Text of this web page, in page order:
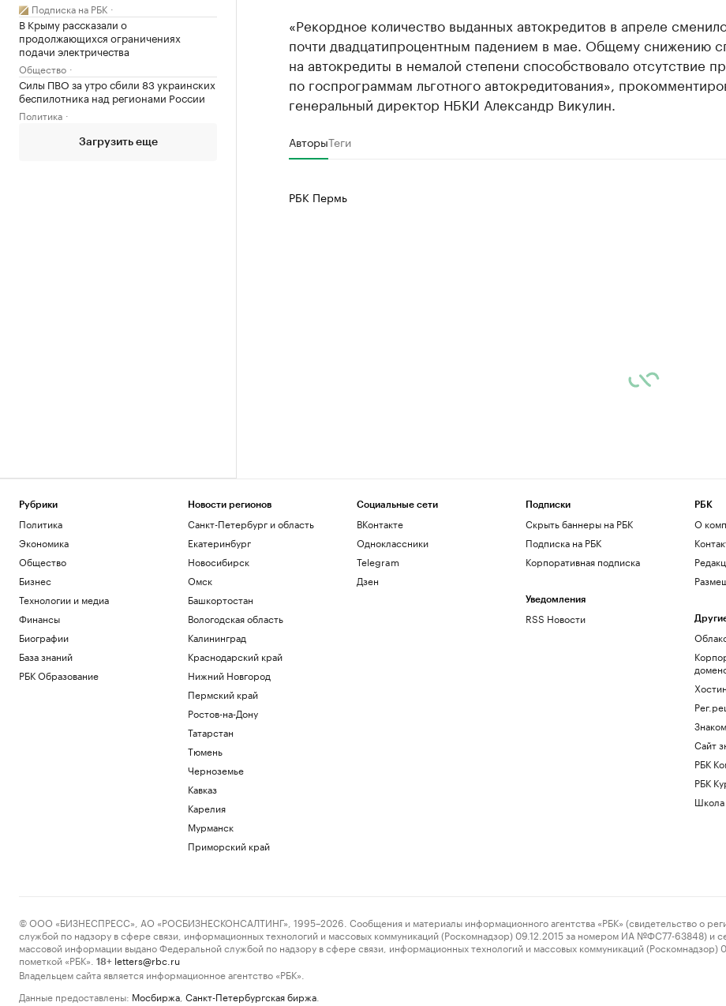
Подписка на РБК
В Крыму рассказали о
продолжающихся ограничениях
подачи электричества
Общество
Силы ПВО за утро сбили 83 украинских
беспилотника над регионами России
Политика
Загрузить еще
«Рекордное количество выданных автокредитов в апреле
почти двадцатипроцентным падением в мае. Общему снижению
на автокредиты в немалой степени способствовало отсутствие
по госпрограммам льготного автокредитования»,
генеральный директор НБКИ Александр Викулин.
АвторыТеги
РБК Пермь
Рубрики
Политика
Экономика
Общество
Бизнес
Технологии и медиа
Финансы
Биографии
База знаний
РБК Образование
Новости регионов
Санкт-Петербург и область
Екатеринбург
Новосибирск
Омск
Башкортостан
Вологодская область
Калининград
Краснодарский край
Нижний Новгород
Пермский край
Ростов-на-Дону
Татарстан
Тюмень
Черноземье
Кавказ
Карелия
Мурманск
Приморский край
Социальные сети
ВКонтакте
Одноклассники
Telegram
Дзен
Подписки
Скрыть баннеры на РБК
Подписка на РБК
Корпоративная подписка
Уведомления
RSS Новости
РБК
О
Сайт
РБК
РБК
Школа
© ООО «БИЗНЕСПРЕСС», АО «РОСБИЗНЕСКОНСАЛТИНГ», 1995–2026. Сообщения и материалы информационного агентства «РБК» (свидетельство о
службой по надзору в сфере связи, информационных технологий и массовых коммуникаций (Роскомнадзор) 09.12.2015 за номером ИА №ФС77-63848) и
массовой информации выдано Федеральной службой по надзору в сфере связи, информационных технологий и массовых коммуникаций
пометкой «РБК».
18+ letters@rbc.ru
Владельцем сайта является информационное агентство «РБК».
Данные предоставлены: Мосбиржа Санкт-Петербургская биржа